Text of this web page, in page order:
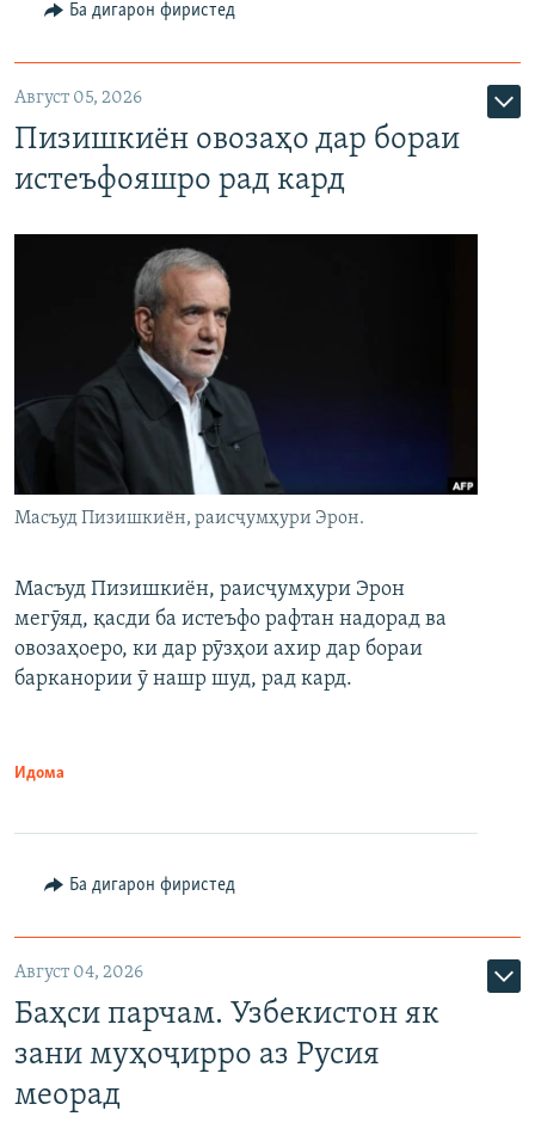
Ба дигарон фиристед
Август 05, 2026
Пизишкиён овозаҳо дар бораи
истеъфояшро рад кард
Масъуд Пизишкиён, раисҷумҳури Эрон.
Масъуд Пизишкиён, раисҷумҳури Эрон
мегӯяд, қасди ба истеъфо рафтан надорад ва
овозаҳоеро, ки дар рӯзҳои ахир дар бораи
барканории ӯ нашр шуд, рад кард.
Идома
Ба дигарон фиристед
Август 04, 2026
Баҳси парчам. Узбекистон як
зани муҳоҷирро аз Русия
меорад